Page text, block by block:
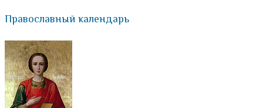
Православный календарь